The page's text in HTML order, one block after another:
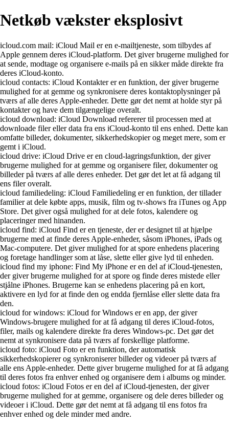
Netkøb vækster eksplosivt
icloud.com mail: iCloud Mail er en e-mailtjeneste, som tilbydes af
Apple gennem deres iCloud-platform. Det giver brugerne mulighed for
at sende, modtage og organisere e-mails på en sikker måde direkte fra
deres iCloud-konto.
icloud contacts: iCloud Kontakter er en funktion, der giver brugerne
mulighed for at gemme og synkronisere deres kontaktoplysninger på
tværs af alle deres Apple-enheder. Dette gør det nemt at holde styr på
kontakter og have dem tilgængelige overalt.
icloud download: iCloud Download refererer til processen med at
downloade filer eller data fra ens iCloud-konto til ens enhed. Dette kan
omfatte billeder, dokumenter, sikkerhedskopier og meget mere, som er
gemt i iCloud.
icloud drive: iCloud Drive er en cloud-lagringsfunktion, der giver
brugerne mulighed for at gemme og organisere filer, dokumenter og
billeder på tværs af alle deres enheder. Det gør det let at få adgang til
ens filer overalt.
icloud familiedeling: iCloud Familiedeling er en funktion, der tillader
familier at dele købte apps, musik, film og tv-shows fra iTunes og App
Store. Det giver også mulighed for at dele fotos, kalendere og
placeringer med hinanden.
icloud find: iCloud Find er en tjeneste, der er designet til at hjælpe
brugerne med at finde deres Apple-enheder, såsom iPhones, iPads og
Mac-computere. Det giver mulighed for at spore enhedens placering
og foretage handlinger som at låse, slette eller give lyd til enheden.
icloud find my iphone: Find My iPhone er en del af iCloud-tjenesten,
der giver brugerne mulighed for at spore og finde deres mistede eller
stjålne iPhones. Brugerne kan se enhedens placering på en kort,
aktivere en lyd for at finde den og endda fjernlåse eller slette data fra
den.
icloud for windows: iCloud for Windows er en app, der giver
Windows-brugere mulighed for at få adgang til deres iCloud-fotos,
filer, mails og kalendere direkte fra deres Windows-pc. Det gør det
nemt at synkronisere data på tværs af forskellige platforme.
icloud foto: iCloud Foto er en funktion, der automatisk
sikkerhedskopierer og synkroniserer billeder og videoer på tværs af
alle ens Apple-enheder. Dette giver brugerne mulighed for at få adgang
til deres fotos fra enhver enhed og organisere dem i albums og minder.
icloud fotos: iCloud Fotos er en del af iCloud-tjenesten, der giver
brugerne mulighed for at gemme, organisere og dele deres billeder og
videoer i iCloud. Dette gør det nemt at få adgang til ens fotos fra
enhver enhed og dele minder med andre.